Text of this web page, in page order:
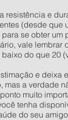
e
(desde
se obter
vale lembrar
do que 20
e deixa
a verdade
muito
tenha
do seu